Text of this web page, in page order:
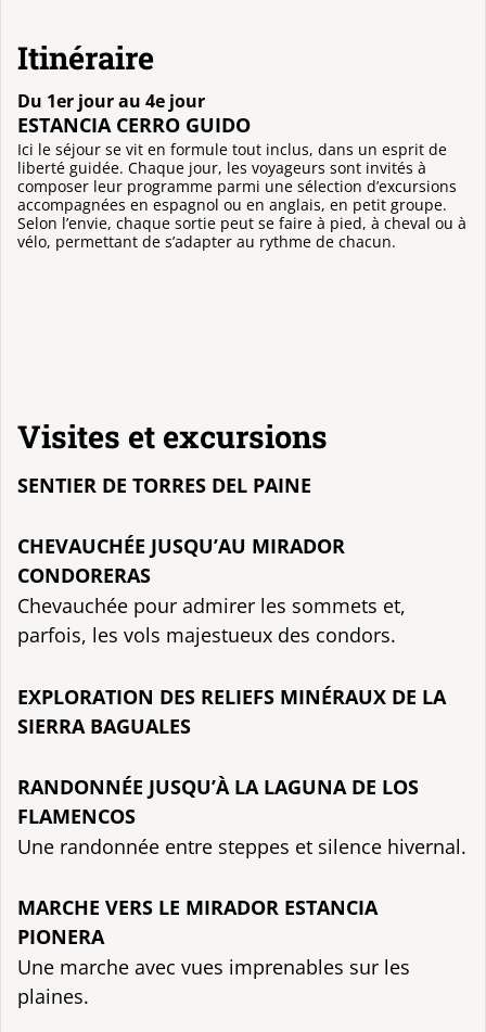
Itinéraire
Du 1er jour au 4e jour
ESTANCIA CERRO GUIDO
Ici le séjour se vit en formule tout inclus, dans un esprit de
liberté guidée. Chaque jour, les voyageurs sont invités à
composer leur programme parmi une sélection d’excursions
accompagnées en espagnol ou en anglais, en petit groupe.
Selon l’envie, chaque sortie peut se faire à pied, à cheval ou à
vélo, permettant de s’adapter au rythme de chacun.
Visites et excursions
SENTIER DE TORRES DEL PAINE
CHEVAUCHÉE JUSQU’AU MIRADOR
CONDORERAS
Chevauchée pour admirer les sommets et,
parfois, les vols majestueux des condors.
EXPLORATION DES RELIEFS MINÉRAUX DE LA
SIERRA BAGUALES
RANDONNÉE JUSQU’À LA LAGUNA DE LOS
FLAMENCOS
Une randonnée entre steppes et silence hivernal.
MARCHE VERS LE MIRADOR ESTANCIA
PIONERA
Une marche avec vues imprenables sur les
plaines.